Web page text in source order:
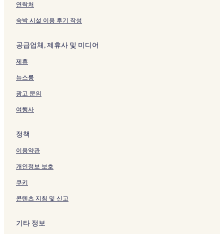
연락처
숙박 시설 이용 후기 작성
공급업체, 제휴사 및 미디어
제휴
뉴스룸
광고 문의
여행사
정책
이용약관
개인정보 보호
쿠키
콘텐츠 지침 및 신고
기타 정보